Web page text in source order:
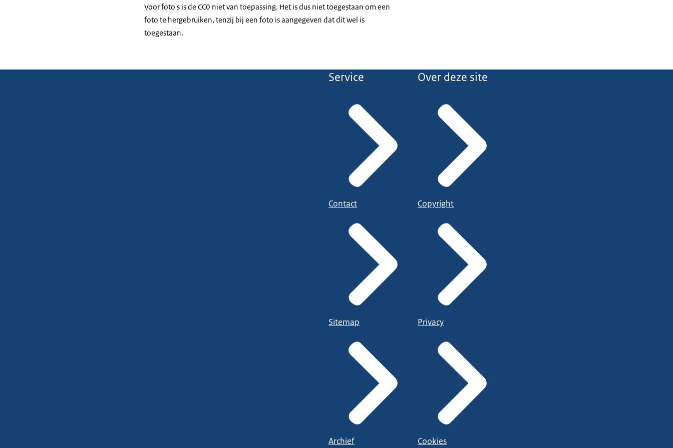
Voor foto's is de CC0 niet van toepassing. Het is dus niet toegestaan om een
foto te hergebruiken, tenzij bij een foto is aangegeven dat dit wel is
toegestaan.
Service
Contact
Sitemap
Archief
Over deze site
Copyright
Privacy
Cookies